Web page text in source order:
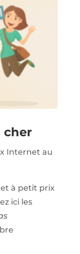
cher
Internet au
à petit prix
ici les